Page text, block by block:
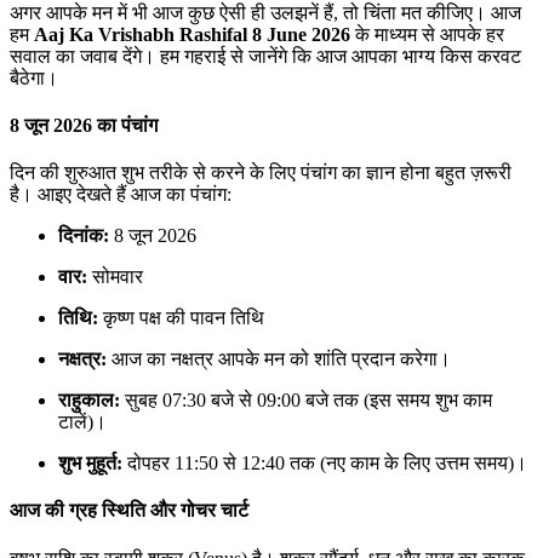
अगर आपके मन में भी आज कुछ ऐसी ही उलझनें हैं, तो चिंता मत कीजिए। आज
हम Aaj Ka Vrishabh Rashifal 8 June 2026के माध्यम से आपके हर
सवाल का जवाब देंगे। हम गहराई से जानेंगे कि आज आपका भाग्य किस करवट
बैठेगा।
8 जून 2026 का पंचांग
दिन की शुरुआत शुभ तरीके से करने के लिए पंचांग का ज्ञान होना बहुत ज़रूरी
है। आइए देखते हैं आज का पंचांग:
दिनांक: 8 जून 2026
वार: सोमवार
तिथि: कृष्ण पक्ष की पावन तिथि
नक्षत्र: आज का नक्षत्र आपके मन को शांति प्रदान करेगा।
राहुकाल: सुबह 07:30 बजे से 09:00 बजे तक (इस समय शुभ काम
टालें)।
शुभ मुहूर्त: दोपहर 11:50 से 12:40 तक (नए काम के लिए उत्तम समय)।
आज की ग्रह स्थिति और गोचर चार्ट